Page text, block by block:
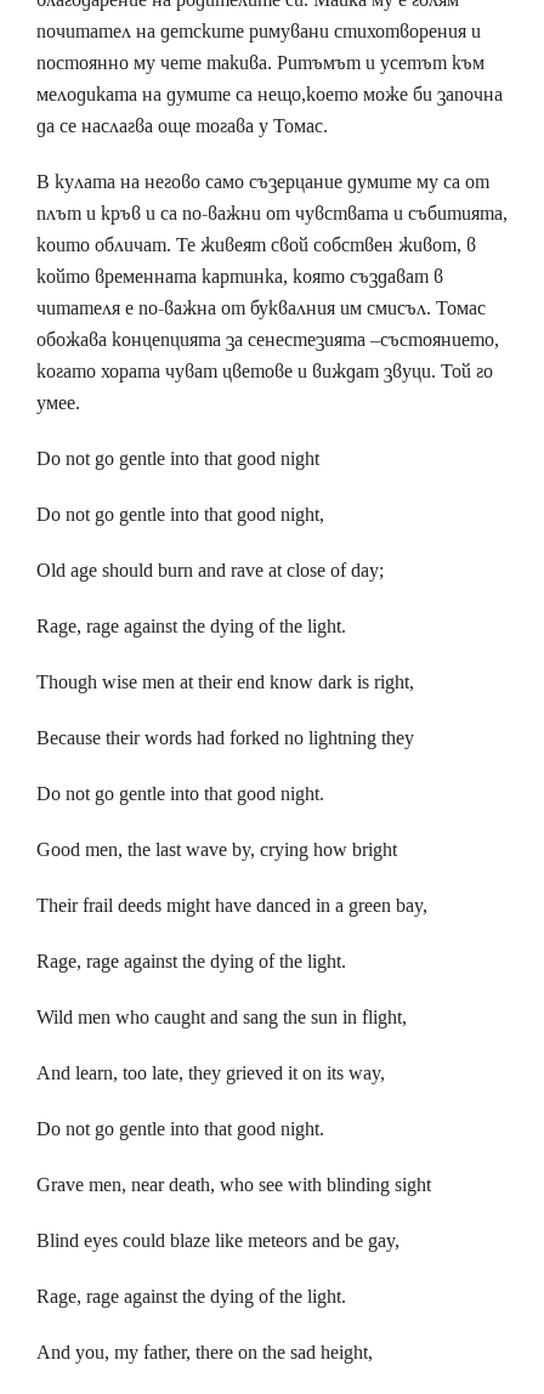
почитател на детските римувани стихотворения и
постоянно му чете такива. Ритъмът и усетът към
мелодиката на думите са нещо,което може би започна
да се наслагва още тогава у Томас.
В кулата на негово само съзерцание думите му са от
плът и кръв и са по-важни от чувствата и събитията,
които обличат. Те живеят свой собствен живот, в
който временната картинка, която създават в
читателя е по-важна от буквалния им смисъл. Томас
обожава концепцията за сенестезията –състоянието,
когато хората чуват цветове и виждат звуци. Той го
умее.
Do not go gentle into that good night
Do not go gentle into that good night,
Old age should burn and rave at close of day;
Rage, rage against the dying of the light.
Though wise men at their end know dark is right,
Because their words had forked no lightning they
Do not go gentle into that good night.
Good men, the last wave by, crying how bright
Their frail deeds might have danced in a green bay,
Rage, rage against the dying of the light.
Wild men who caught and sang the sun in flight,
And learn, too late, they grieved it on its way,
Do not go gentle into that good night.
Grave men, near death, who see with blinding sight
Blind eyes could blaze like meteors and be gay,
Rage, rage against the dying of the light.
And you, my father, there on the sad height,